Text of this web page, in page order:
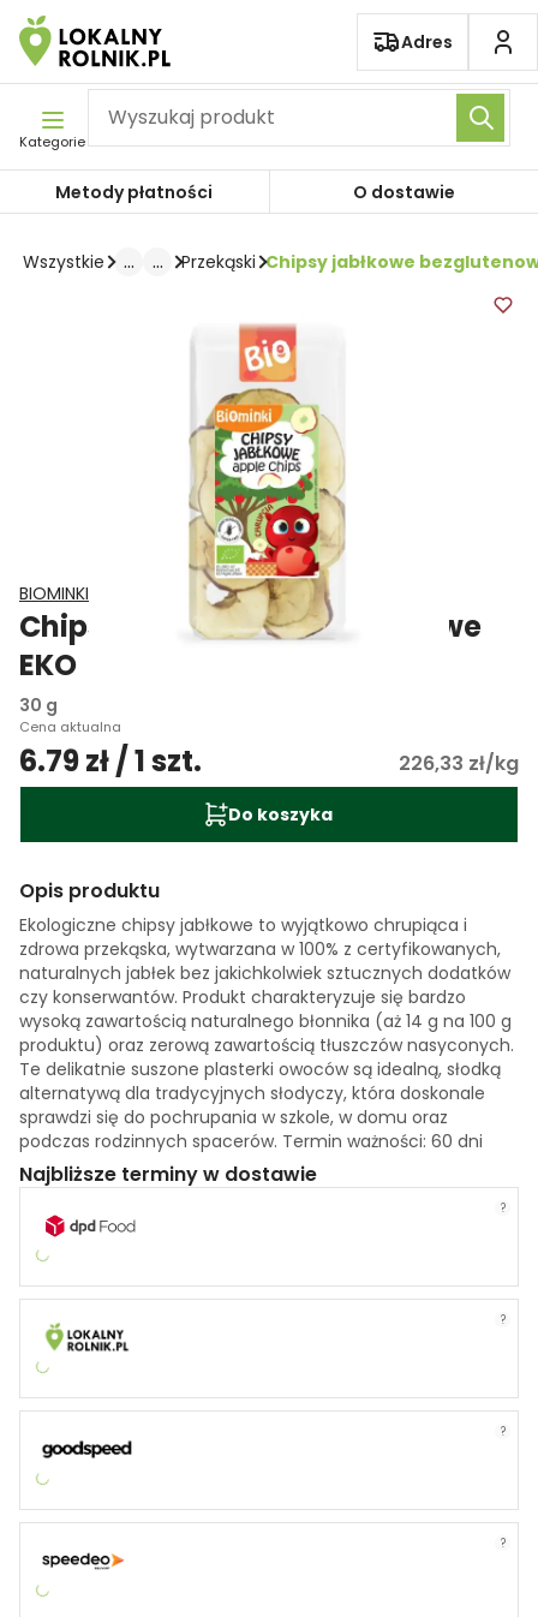
Pomiń nawigację
Adres
Kategorie
Metody płatności O dostawie
Wszystkie ... ... Przekąski Chipsy jabłkowe
BIOMINKI
Chipsy jabłkowe bezglutenowe
EKO
30 g
Cena aktualna
6.79 zł / 1 szt. 226,33 zł/kg
Do koszyka
Opis produktu
Ekologiczne chipsy jabłkowe to wyjątkowo chrupiąca i
zdrowa przekąska, wytwarzana w 100% z certyfikowanych,
naturalnych jabłek bez jakichkolwiek sztucznych dodatków
czy konserwantów. Produkt charakteryzuje się bardzo
wysoką zawartością naturalnego błonnika (aż 14 g na 100 g
produktu) oraz zerową zawartością tłuszczów nasyconych.
Te delikatnie suszone plasterki owoców są idealną, słodką
alternatywą dla tradycyjnych słodyczy, która doskonale
sprawdzi się do pochrupania w szkole, w domu oraz
podczas rodzinnych spacerów. Termin ważności: 60 dni
Najbliższe terminy w dostawie
?
?
?
?